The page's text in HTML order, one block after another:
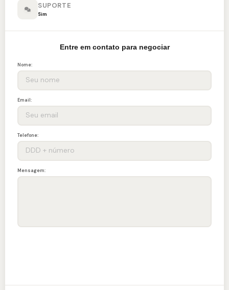
SUPORTE
Sim
Entre em contato para negociar
Nome:
Email:
Telefone:
Mensagem: